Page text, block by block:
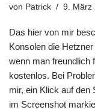
von Patrick 9. März
Das hier von mir
Konsolen die
wenn man freundlich
kostenlos. Bei
mir, ein Klick auf den
im Screenshot